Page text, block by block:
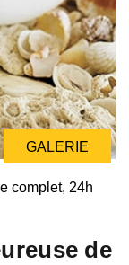
GALERIE
complet, 24h
de